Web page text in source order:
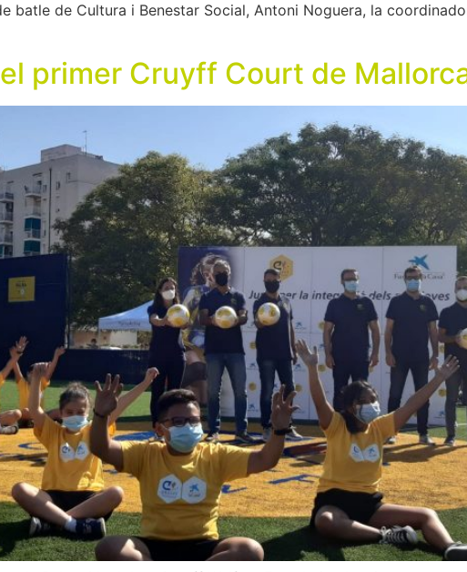
batle de Cultura i Benestar Social, Antoni Noguera, la
primer Cruyff Court de